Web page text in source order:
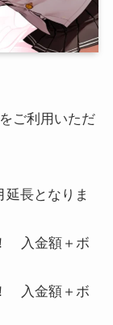
ご利用いただ
長となりま
入金額＋ボ
入金額＋ボ